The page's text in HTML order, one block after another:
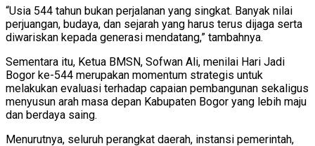
“Usia 544 tahun bukan perjalanan yang singkat. Banyak nilai
perjuangan, budaya, dan sejarah yang harus terus dijaga serta
diwariskan kepada generasi mendatang,” tambahnya.
Sementara itu, Ketua BMSN, Sofwan Ali, menilai Hari Jadi
Bogor ke-544 merupakan momentum strategis untuk
melakukan evaluasi terhadap capaian pembangunan sekaligus
menyusun arah masa depan Kabupaten Bogor yang lebih maju
dan berdaya saing.
Menurutnya, seluruh perangkat daerah, instansi pemerintah,